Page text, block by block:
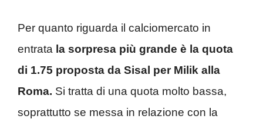
Per quanto riguarda il calciomercato in
entrata la sorpresa più grande è la quota
di 1.75 proposta da Sisal per Milik alla
Roma. Si tratta di una quota molto bassa,
soprattutto se messa in relazione con la